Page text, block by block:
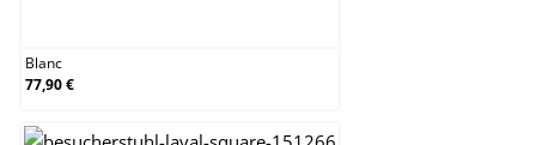
Blanc
77,90 €